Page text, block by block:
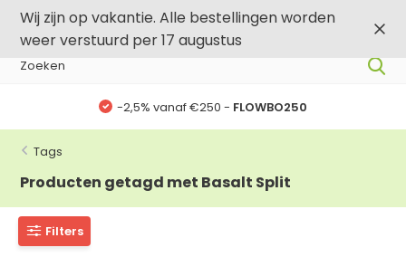
Wij zijn op vakantie. Alle bestellingen worden
weer verstuurd per 17 augustus
-2,5% vanaf €250 - FLOWBO250
Tags
Producten getagd met Basalt Split
Filters